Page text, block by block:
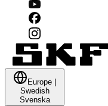
Europe
Swedish
Svenska